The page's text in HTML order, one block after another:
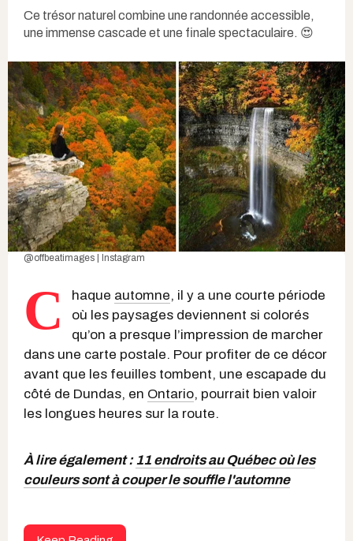
Ce trésor naturel combine une randonnée accessible,
une immense cascade et une finale spectaculaire. 😍
@offbeatimages | Instagram
C haque automne, il y a une courte période
où les paysages deviennent si colorés
qu’on a presque l’impression de marcher
dans une carte postale. Pour profiter de ce décor
avant que les feuilles tombent, une escapade du
côté de Dundas, en Ontario, pourrait bien valoir
les longues heures sur la route.
À lire également :11 endroits au Québec où les
couleurs sont à couper le souffle l'automne